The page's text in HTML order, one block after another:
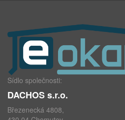
Sídlo společnosti:
DACHOS s.r.o.
Březenecká 4808,